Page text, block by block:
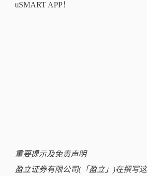
uSMART APP！
重要提示及免责声明
盈立证券有限公司(「盈立」)在撰写